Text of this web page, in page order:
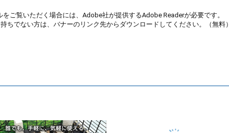
をご覧いただく場合には、Adobe社が提供するAdobe Readerが必要です。
ちでない方は、バナーのリンク先からダウンロードしてください。（無料）